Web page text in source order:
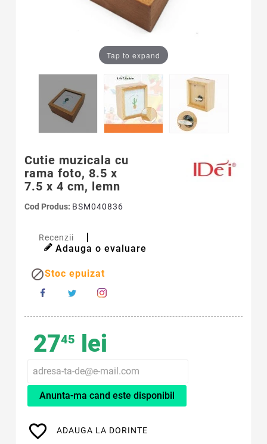
Tap to expand
Cutie muzicala cu
rama foto, 8.5 x
7.5 x 4 cm, lemn
Cod Produs: BSM040836
Recenzii
Adauga o evaluare
Stoc epuizat
2745 lei
Anunta-ma cand este disponibil
favorite_border ADAUGA LA DORINTE